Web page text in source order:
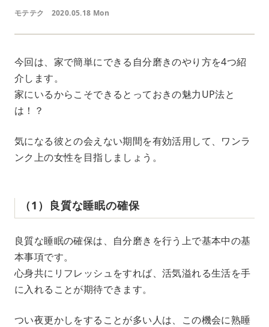
モテテク 2020.05.18 Mon
今回は、家で簡単にできる自分磨きのやり方を4つ紹
介します。
家にいるからこそできるとっておきの魅力UP法と
は！？
気になる彼との会えない期間を有効活用して、ワンラ
ンク上の女性を目指しましょう。
（1）良質な睡眠の確保
良質な睡眠の確保は、自分磨きを行う上で基本中の基
本事項です。
心身共にリフレッシュをすれば、活気溢れる生活を手
に入れることが期待できます。
つい夜更かしをすることが多い人は、この機会に熟睡